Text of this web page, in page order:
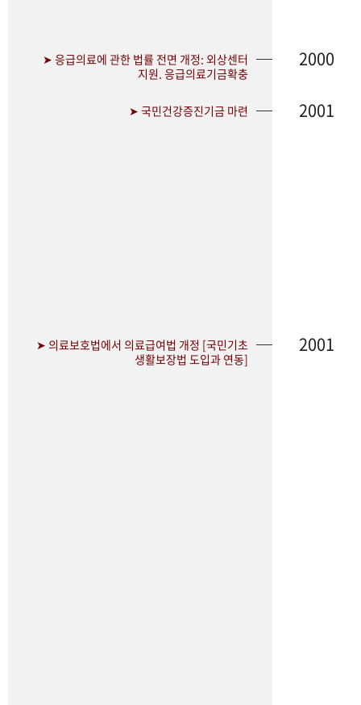
➤ 응급의료에 관한 법률 전면 개정: 외상센터
지원. 응급의료기금확충
2000
➤ 국민건강증진기금 마련 2001
➤ 의료보호법에서 의료급여법 개정 [국민기초
생활보장법 도입과 연동]
2001